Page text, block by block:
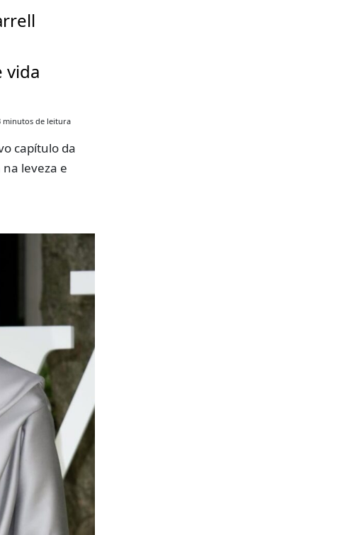
vida
minutos de leitura
capítulo da
leveza e